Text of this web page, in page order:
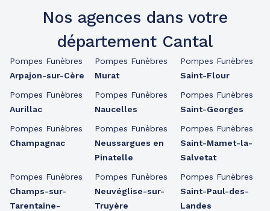
Nos agences dans votre
département Cantal
Pompes Funèbres
Arpajon-sur-Cère
Pompes Funèbres
Aurillac
Pompes Funèbres
Champagnac
Pompes Funèbres
Champs-sur-
Tarentaine-
Pompes Funèbres
Murat
Pompes Funèbres
Naucelles
Pompes Funèbres
Neussargues en
Pinatelle
Pompes Funèbres
Neuvéglise-sur-
Truyère
Pompes Funèbres
Saint-Flour
Pompes Funèbres
Saint-Georges
Pompes Funèbres
Saint-Mamet-la-
Salvetat
Pompes Funèbres
Saint-Paul-des-
Landes